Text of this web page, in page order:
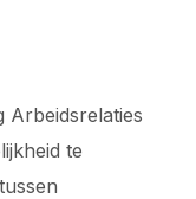
Arbeidsrelaties
te